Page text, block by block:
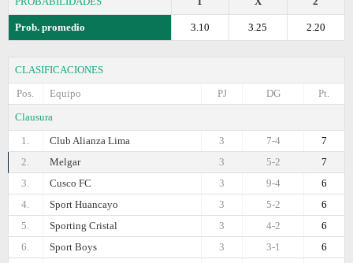
Prob. promedio 2.20
3.25
3.10
CLASIFICACIONES
Pos.
Equipo Pt.
DG
PJ
Clausura
1.
Club Alianza Lima 7
7-4
3
2.
Melgar 7
5-2
3
3.
Cusco FC 6
9-4
3
4.
Sport Huancayo 6
5-2
3
5.
Sporting Cristal 6
4-2
3
6.
Sport Boys 6
3-1
3